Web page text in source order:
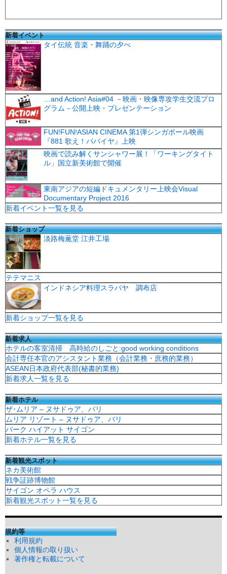
新着イベント
タイ伝統 音楽・舞踊の夕べ
…and Action! Asia#04 －映画・映像専攻学生交流プロ
グラム－公開上映・プレゼンテーション
FUN!FUN!ASIAN CINEMA 第1弾シンガポール映画
『881 歌え！パパイヤ』上映
映画で読み解くサンシャワー展！「ワーキングタイト
ル」国立新美術館で開催
東南アジアの短編ドキュメンタリー上映会Visual
Documentary Project 2016
新着イベント一覧を見る
新着ショップ
淡路梅薫堂 江井工場
テテマニス
インドネシア料理スラバヤ 調布店
新着ショップ一覧を見る
新着求人
ホテルの客室清掃 高時給のしごと:good working conditions
会計専任本官のアシスタント業務（会計業務・庶務的業務）
ASEAN日本政府代表部(秘書的業務)
新着求人一覧を見る
新着ホテル
ザ･ムリア – ヌサドゥア、バリ
ムリア リゾート – ヌサドゥア、バリ
パーク ハイアット サイゴン
新着ホテル一覧を見る
新着観光スポット
ネカ美術館
戦争証跡博物館
サイゴン オペラ ハウス
新着観光スポット一覧を見る
規約等
利用規約
個人情報の取り扱い
著作権と転載について